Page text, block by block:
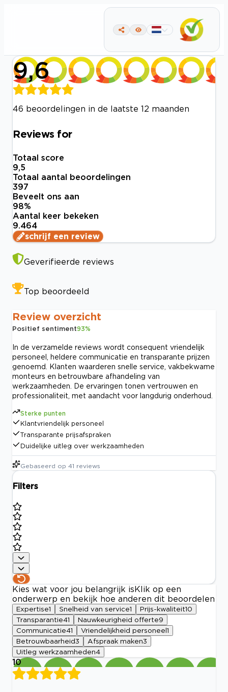
9,6
46 beoordelingen in de laatste 12 maanden
Reviews for
Totaal score
9,5
Totaal aantal beoordelingen
397
Beveelt ons aan
98%
Aantal keer bekeken
9.464
schrijf een review
Geverifieerde reviews
Top beoordeeld
Review overzicht
Positief sentiment93%
In de verzamelde reviews wordt consequent vriendelijk
personeel, heldere communicatie en transparante prijzen
genoemd. Klanten waarderen snelle service, vakbekwame
monteurs en betrouwbare afhandeling van
werkzaamheden. De ervaringen tonen vertrouwen en
professionaliteit, met aandacht voor langdurig onderhoud.
Sterke punten
Klantvriendelijk personeel
Transparante prijsafspraken
Duidelijke uitleg over werkzaamheden
Gebaseerd op 41 reviews
Filters
Kies wat voor jou belangrijk is Klik op een
onderwerp en bekijk hoe anderen dit beoordelen
Expertise1 Snelheid van service1 Prijs-kwaliteit10
Transparantie41 Nauwkeurigheid offerte9
Communicatie41 Vriendelijkheid personeel 1
Betrouwbaarheid3 Afspraak maken3
Uitleg werkzaamheden4
10